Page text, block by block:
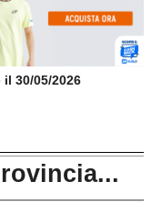
il 30/05/2026